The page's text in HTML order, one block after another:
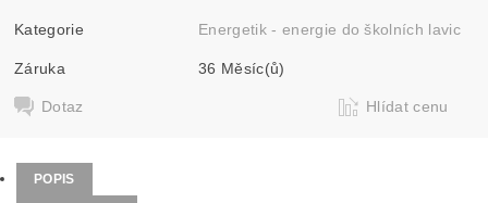
Kategorie Energetik - energie do školních lavic
Záruka 36 Měsíc(ů)
Dotaz Hlídat cenu
POPIS